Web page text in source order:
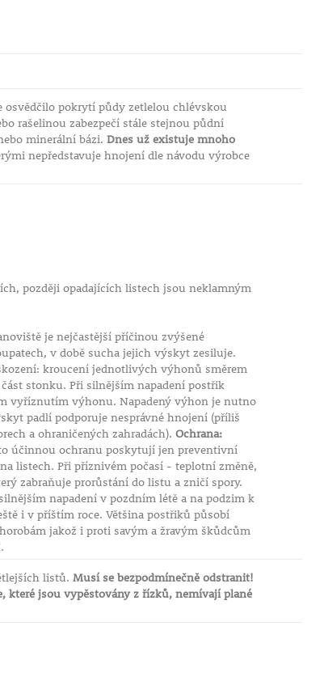
osvědčilo pokrytí půdy zetlelou chlévskou
rašelinou zabezpečí stále stejnou půdní
minerální bázi. Dnes už existuje mnoho
nepředstavuje hnojení dle návodu výrobce
později opadajících listech jsou neklamným
je nejčastější příčinou zvýšené
v době sucha jejich výskyt zesiluje.
kroucení jednotlivých výhonů směrem
stonku. Při silnějším napadení postřik
vyříznutím výhonu. Napadený výhon je nutno
padlí podporuje nesprávné hnojení (příliš
a ohraničených zahradách). Ochrana:
účinnou ochranu poskytují jen preventivní
listech. Při příznivém počasí - teplotní změně,
zabraňuje prorůstání do listu a zničí spory.
napadení v pozdním létě a na podzim k
i v příštím roce. Většina postřiků působí
jakož i proti savým a žravým škůdcům
listů. Musí se bezpodmínečně odstranit!
které jsou vypěstovány z řízků, nemívají plané